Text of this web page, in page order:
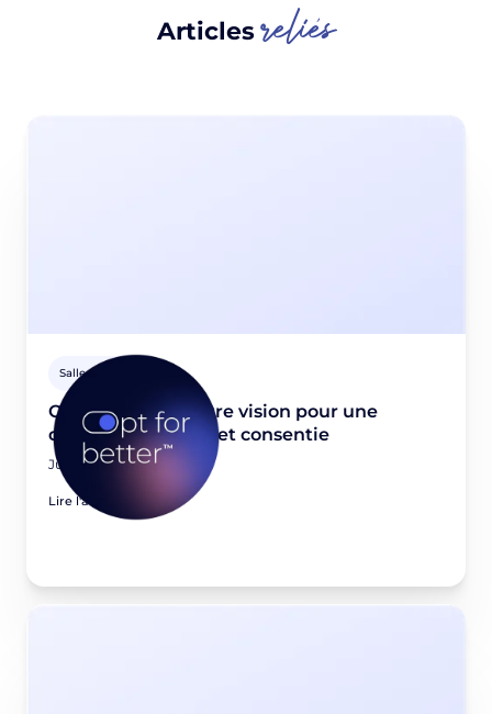
Articlesreliés
Salle de presse
Opt for better: Notre vision pour une
donnée first-party et consentie
June 23, 2026
Lire l'article